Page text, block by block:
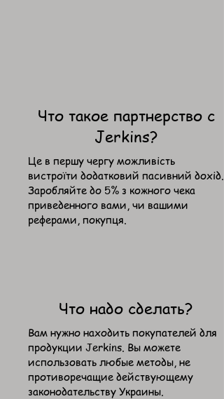
Что такое партнерство с
Jerkins?
Це в першу чергу можливість
вистроїти додатковий пасивний дохід.
Заробляйте до 5% з кожного чека
приведенного вами, чи вашими
реферами, покупця.
Что надо сделать?
​Вам нужно находить покупателей для
продукции Jerkins. Вы можете
использовать любые методы, не
противоречащие действующему
законодательству Украины.